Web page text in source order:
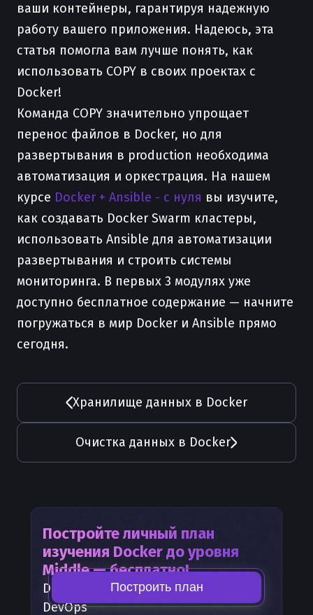
ваши контейнеры, гарантируя надежную
работу вашего приложения. Надеюсь, эта
статья помогла вам лучше понять, как
использовать COPY в своих проектах с
Docker!
Команда COPY значительно упрощает
перенос файлов в Docker, но для
развертывания в production необходима
автоматизация и оркестрация. На нашем
курсе Docker + Ansible - с нуля вы изучите,
как создавать Docker Swarm кластеры,
использовать Ansible для автоматизации
развертывания и строить системы
мониторинга. В первых 3 модулях уже
доступно бесплатное содержание — начните
погружаться в мир Docker и Ansible прямо
сегодня.
Хранилище данных в Docker
Очистка данных в Docker
Постройте личный план
изучения Dockerдо уровня
Middle — бесплатно!
Docker
— часть карты развития
DevOps
Построить план